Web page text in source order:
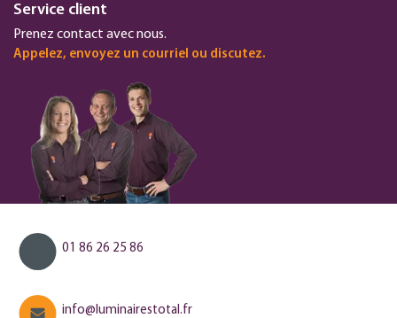
Service client
Prenez contact avec nous.
Appelez, envoyez un courriel ou discutez.
01 86 26 25 86
info@luminairestotal.fr